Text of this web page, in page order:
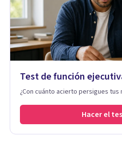
Test de función
¿Con cuánto acierto persigues tus
Hacer el